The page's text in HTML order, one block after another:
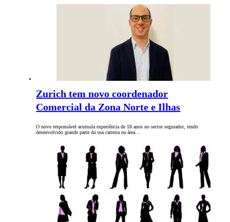
Zurich tem novo coordenador
Comercial da Zona Norte e Ilhas
O novo responsável acumula experiência de 18 anos no sector segurador, tendo
desenvolvido grande parte da sua carreira na área…